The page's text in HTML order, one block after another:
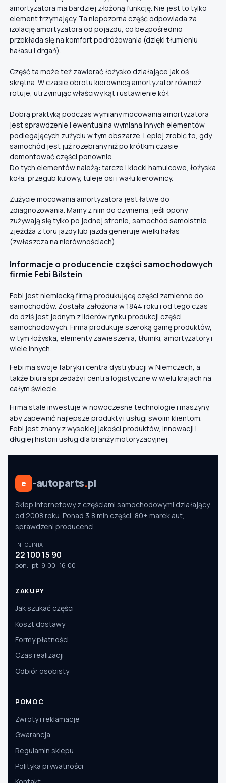
amortyzatora ma bardziej złożoną funkcję. Nie jest to tylko
element trzymający. Ta niepozorna część odpowiada za
izolację amortyzatora od pojazdu, co bezpośrednio
przekłada się na komfort podróżowania (dzięki tłumieniu
hałasu i drgań).
Część ta może też zawierać łożysko działające jak oś
skrętna. W czasie obrotu kierownicą amortyzator również
rotuje, utrzymując właściwy kąt i ustawienie kół.
Dobrą praktyką podczas wymiany mocowania amortyzatora
jest sprawdzenie i ewentualna wymiana innych elementów
podlegających zużyciu w tym obszarze. Lepiej zrobić to, gdy
samochód jest już rozebrany niż po krótkim czasie
demontować części ponownie.
Do tych elementów należą: tarcze i klocki hamulcowe, łożyska
koła, przegub kulowy, tuleje osi i wału kierownicy.
Zużycie mocowania amortyzatora jest łatwe do
zdiagnozowania. Mamy z nim do czynienia, jeśli opony
zużywają się tylko po jednej stronie, samochód samoistnie
zjeżdża z toru jazdy lub jazda generuje wielki hałas
(zwłaszcza na nierównościach).
Informacje o producencie części samochodowych
firmie Febi Bilstein
Febi jest niemiecką firmą produkującą części zamienne do
samochodów. Została założona w 1844 roku i od tego czas
do dziś jest jednym z liderów rynku produkcji części
samochodowych. Firma produkuje szeroką gamę produktów,
w tym łożyska, elementy zawieszenia, tłumiki, amortyzatory i
wiele innych.
Febi ma swoje fabryki i centra dystrybucji w Niemczech, a
także biura sprzedaży i centra logistyczne w wielu krajach na
całym świecie.
Firma stale inwestuje w nowoczesne technologie i maszyny,
aby zapewnić najlepsze produkty i usługi swoim klientom.
Febi jest znany z wysokiej jakości produktów, innowacji i
długiej historii usług dla branży motoryzacyjnej.
e -autoparts.pl
Sklep internetowy z częściami samochodowymi działający
od 2008 roku. Ponad 3,8 mln części, 80+ marek aut,
sprawdzeni producenci.
INFOLINIA
22 100 15 90
pon.–pt. 9:00–16:00
ZAKUPY
Jak szukać części
Koszt dostawy
Formy płatności
Czas realizacji
Odbiór osobisty
POMOC
Zwroty i reklamacje
Gwarancja
Regulamin sklepu
Polityka prywatności